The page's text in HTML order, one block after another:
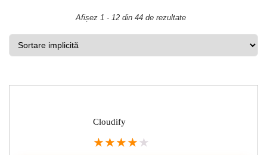
Afișez 1 - 12 din 44 de rezultate
Cloudify
★★★★ ★